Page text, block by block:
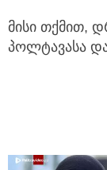
მისი თქმით,
პოლტავასა